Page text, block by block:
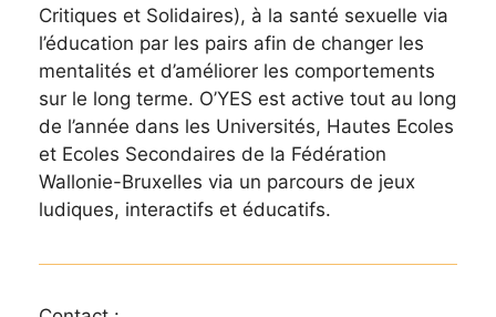
Critiques et Solidaires), à la santé sexuelle via
l’éducation par les pairs afin de changer les
mentalités et d’améliorer les comportements
sur le long terme. O’YES est active tout au long
de l’année dans les Universités, Hautes Ecoles
et Ecoles Secondaires de la Fédération
Wallonie-Bruxelles via un parcours de jeux
ludiques, interactifs et éducatifs.